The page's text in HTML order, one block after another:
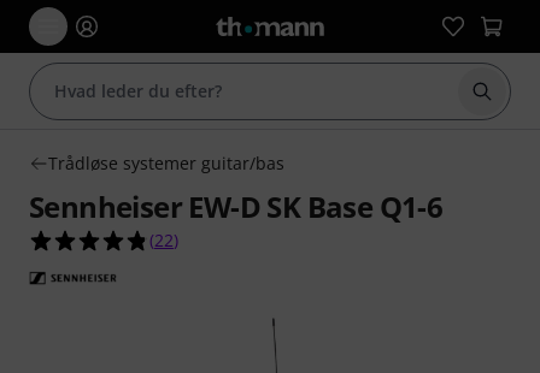
Start
Trådløse systemer guitar/bas
Sennheiser EW-D SK Base Q1-6
4.8 ud af 5 stjerner fra 22 kundebedømmelser
(22)